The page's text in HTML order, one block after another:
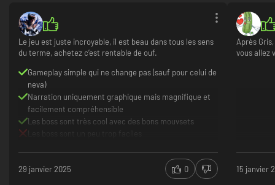
•
Si cela
Le jeu est juste incroyable, il est beau dans tous les sens
du terme, achetez c’est rentable de ouf.
Gameplay simple qui ne change pas (sauf pour celui de
neva)
Narration uniquement graphique mais magnifique et
facilement compréhensible
Les boss sont très cool avec des bons mouvsets
29 janvier 2025 0
Après
vous allez
15 janvier